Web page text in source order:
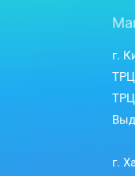
г.
ТРЦ
ТРЦ
г.